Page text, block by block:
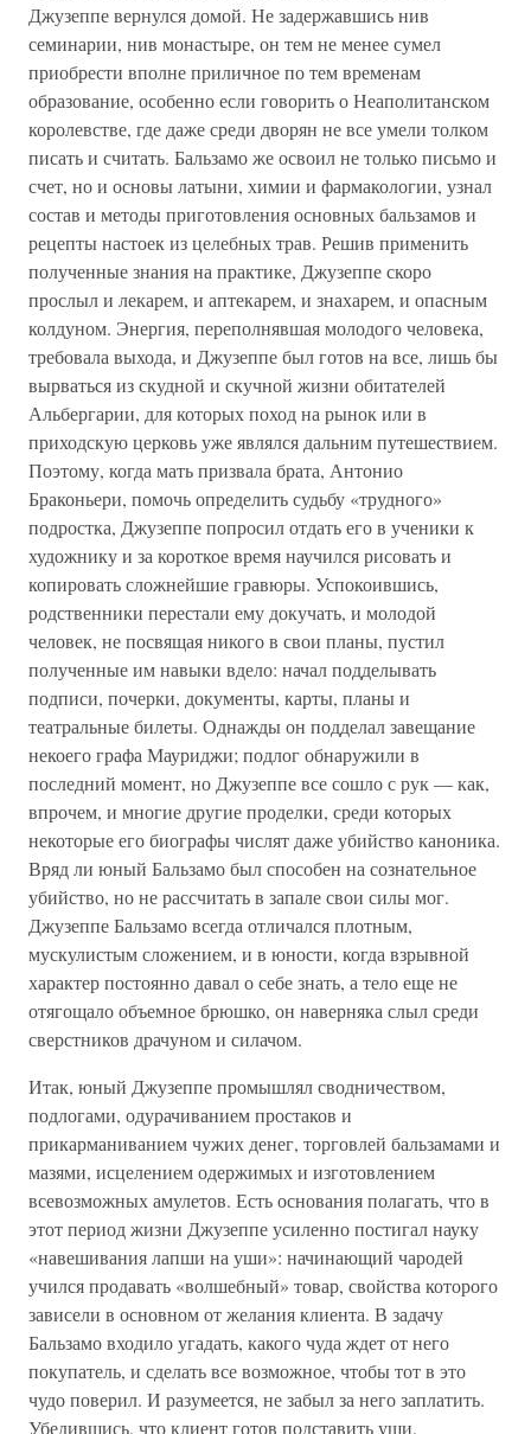
Джузеппе вернулся домой. Не задержавшись нив
семинарии, нив монастыре, он тем не менее сумел
приобрести вполне приличное по тем временам
образование, особенно если говорить о Неаполитанском
королевстве, где даже среди дворян не все умели толком
писать и считать. Бальзамо же освоил не только письмо и
счет, но и основы латыни, химии и фармакологии, узнал
состав и методы приготовления основных бальзамов и
рецепты настоек из целебных трав. Решив применить
полученные знания на практике, Джузеппе скоро
прослыл и лекарем, и аптекарем, и знахарем, и опасным
колдуном. Энергия, переполнявшая молодого человека,
требовала выхода, и Джузеппе был готов на все, лишь бы
вырваться из скудной и скучной жизни обитателей
Альбергарии, для которых поход на рынок или в
приходскую церковь уже являлся дальним путешествием.
Поэтому, когда мать призвала брата, Антонио
Браконьери, помочь определить судьбу «трудного»
подростка, Джузеппе попросил отдать его в ученики к
художнику и за короткое время научился рисовать и
копировать сложнейшие гравюры. Успокоившись,
родственники перестали ему докучать, и молодой
человек, не посвящая никого в свои планы, пустил
полученные им навыки вдело: начал подделывать
подписи, почерки, документы, карты, планы и
театральные билеты. Однажды он подделал завещание
некоего графа Мауриджи; подлог обнаружили в
последний момент, но Джузеппе все сошло с рук — как,
впрочем, и многие другие проделки, среди которых
некоторые его биографы числят даже убийство каноника.
Вряд ли юный Бальзамо был способен на сознательное
убийство, но не рассчитать в запале свои силы мог.
Джузеппе Бальзамо всегда отличался плотным,
мускулистым сложением, и в юности, когда взрывной
характер постоянно давал о себе знать, а тело еще не
отягощало объемное брюшко, он наверняка слыл среди
сверстников драчуном и силачом.
Итак, юный Джузеппе промышлял сводничеством,
подлогами, одурачиванием простаков и
прикарманиванием чужих денег, торговлей бальзамами и
мазями, исцелением одержимых и изготовлением
всевозможных амулетов. Есть основания полагать, что в
этот период жизни Джузеппе усиленно постигал науку
«навешивания лапши на уши»: начинающий чародей
учился продавать «волшебный» товар, свойства которого
зависели в основном от желания клиента. В задачу
Бальзамо входило угадать, какого чуда ждет от него
покупатель, и сделать все возможное, чтобы тот в это
чудо поверил. И разумеется, не забыл за него заплатить.
Убедившись, что клиент готов подставить уши,